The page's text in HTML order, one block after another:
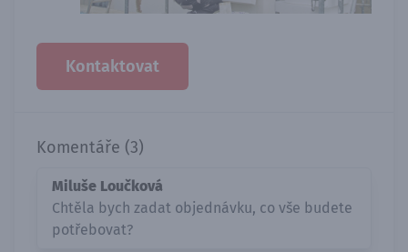
Kontaktovat
Komentáře (3)
Miluše Loučková
Chtěla bych zadat objednávku, co vše budete
potřebovat?